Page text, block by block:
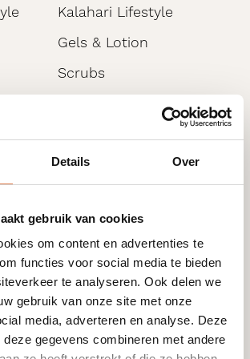
Details Over
gebruik van cookies
om content en advertenties te
functies voor social media te bieden
te analyseren. Ook delen we
gebruik van onze site met onze
media, adverteren en analyse. Deze
deze gegevens combineren met andere
formules met
resultaat
buurt zoeken
buurt zoeken
buurt zoeken
huid
Kalahari Lifestyle
Gels & Lotion
Scrubs
UVA/UVB Bescherming
Moisturisers
Handen
Problematische huid
Starterkit/Reisset
Moisturisers Lichaam